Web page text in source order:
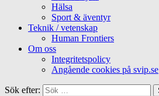
Hälsa
Sport & äventyr
Teknik / vetenskap
Human Frontiers
Om oss
Integritetspolicy
Angående cookies på svip.se
Sök efter: